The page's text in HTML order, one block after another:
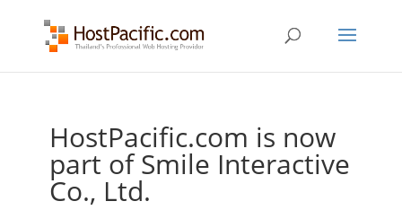
HostPacific.com is now
part of Smile Interactive
Co., Ltd.